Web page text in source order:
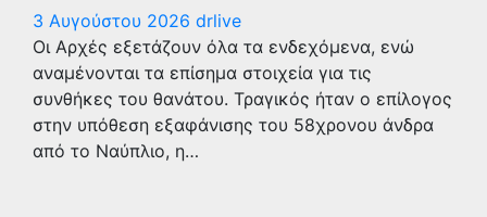
3 Αυγούστου 2026 drlive
Οι Αρχές εξετάζουν όλα τα ενδεχόμενα, ενώ
αναμένονται τα επίσημα στοιχεία για τις
συνθήκες του θανάτου. Τραγικός ήταν ο επίλογος
στην υπόθεση εξαφάνισης του 58χρονου άνδρα
από το Ναύπλιο, η…